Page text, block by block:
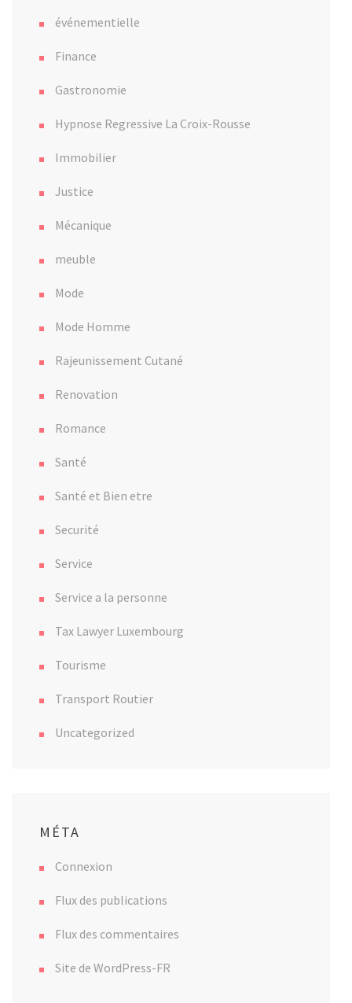
événementielle
Finance
Gastronomie
Hypnose Regressive La Croix-Rousse
Immobilier
Justice
Mécanique
meuble
Mode
Mode Homme
Rajeunissement Cutané
Renovation
Romance
Santé
Santé et Bien etre
Securité
Service
Service a la personne
Tax Lawyer Luxembourg
Tourisme
Transport Routier
Uncategorized
MÉTA
Connexion
Flux des publications
Flux des commentaires
Site de WordPress-FR